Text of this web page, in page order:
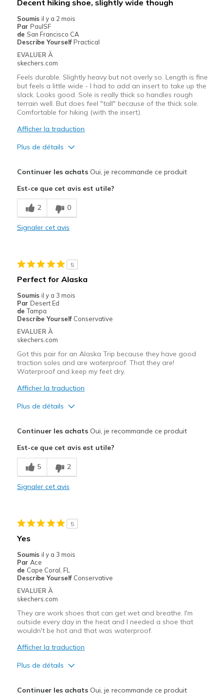
Decent hiking shoe, slightly wide though
Soumis il y a 2 mois
Par PaulSF
de San Francisco CA
Describe Yourself Practical
EVALUER À
skechers.com
Feels durable. Slightly heavy but not overly so. Length is fine
but feels a little wide - I had to add an insert to take up the
slack. Looks good. Sole is really thick so handles rough
terrain well. But does feel "tall" because of the thick sole.
Comfortable for hiking (with the insert).
Afficher la traduction
Plus de détails
Comfortable
Les meilleures utilisations
Hiking
Sizing
Feels true to size
View On Shoes
Shoes are for Wearing
Continuer les achatsOui, je recommande ce produit
Est-ce que cet avis est utile?
2 0
Signaler cet avis
5
Perfect for Alaska
Soumis il y a 3 mois
Par Desert Ed
de Tampa
Describe Yourself Conservative
EVALUER À
skechers.com
Got this pair for an Alaska Trip because they have good
traction soles and are waterproof. That they are!
Waterproof and keep my feet dry.
Afficher la traduction
Plus de détails
Les meilleures utilisations
Travel
View On Shoes
Shoes are for Wearing
Continuer les achatsOui, je recommande ce produit
Est-ce que cet avis est utile?
5 2
Signaler cet avis
5
Yes
Soumis il y a 3 mois
Par Ace
de Cape Coral, FL
Describe Yourself Conservative
EVALUER À
skechers.com
They are work shoes that can get wet and breathe. I'm
outside every day in the heat and I needed a shoe that
wouldn't be hot and that was waterproof.
Afficher la traduction
Plus de détails
Continuer les achatsOui, je recommande ce produit